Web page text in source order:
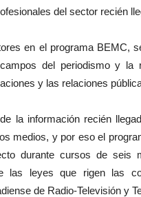
del sector recién
en el programa BEMC,
del periodismo y la
y las relaciones
la información recién
medios, y por eso el
durante cursos de seis
las leyes que rigen las
de Radio-Televisión y